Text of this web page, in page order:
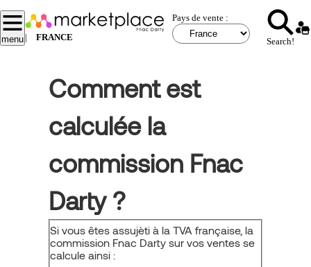
Aller
au
contenu
principal
menu | FRANCE
Pays de vente :
Search!
Comment est
calculée la
commission Fnac
Darty ?
Si vous êtes assujèti à la TVA française, la
commission Fnac Darty sur vos ventes se
calcule ainsi :